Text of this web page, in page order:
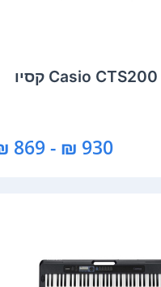
930 ₪ - 869 ₪